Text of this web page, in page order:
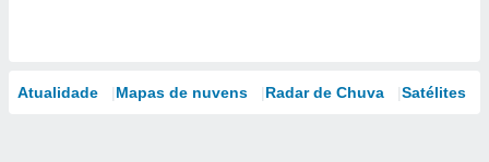
Atualidade Mapas de nuvens Radar de Chuva Satélites